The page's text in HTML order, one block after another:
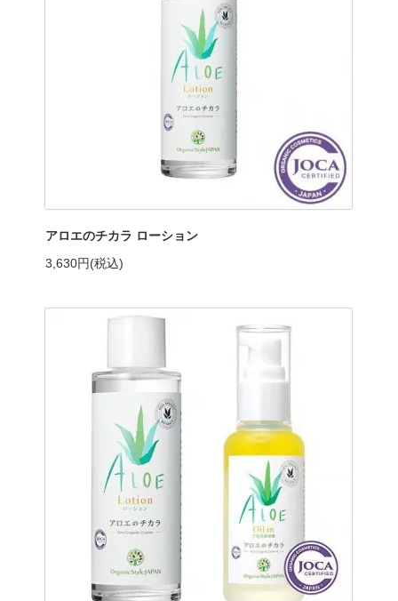
アロエのチカラ ローション
3,630円(税込)